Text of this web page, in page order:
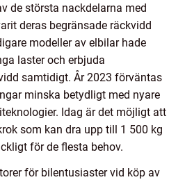
de största nackdelarna med
deras begränsade räckvidd
modeller av elbilar hade
laster och erbjuda
samtidigt. År 2023 förväntas
minska betydligt med nyare
Idag är det möjligt att
som kan dra upp till 1 500 kg
för de flesta behov.
för bilentusiaster vid köp av